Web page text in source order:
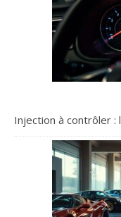
Injection à contrôler